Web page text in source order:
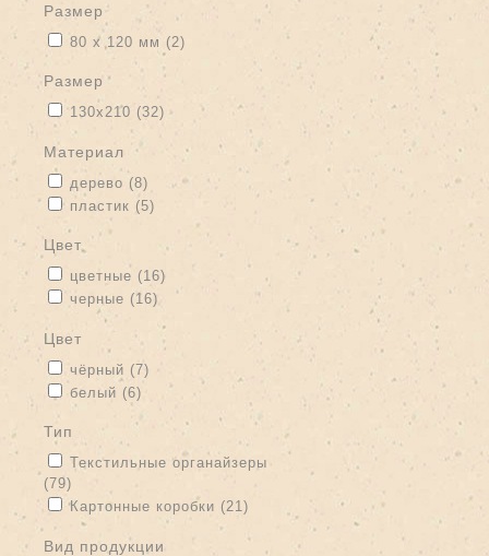
размер
Apply 80 х 120 мм filter
80 х 120 мм (2) Apply 80 х 120 мм filter
размер
Apply 130х210 filter
130х210 (32) Apply 130х210 filter
материал
Apply дерево filter
дерево (8) Apply дерево filter
Apply пластик filter
пластик (5)
цвет
Apply цветные filter
цветные (16) Apply цветные filter
Apply черные filter
черные (16) Apply черные filter
цвет
Apply чёрный filter
чёрный (7)
Apply белый filter
белый (6) Apply белый filter
тип
Apply Текстильные органайзеры filter
Текстильные органайзеры
(79)
Apply Картонные коробки filter
Картонные коробки (21) Apply Картонные коробки filter
вид продукции